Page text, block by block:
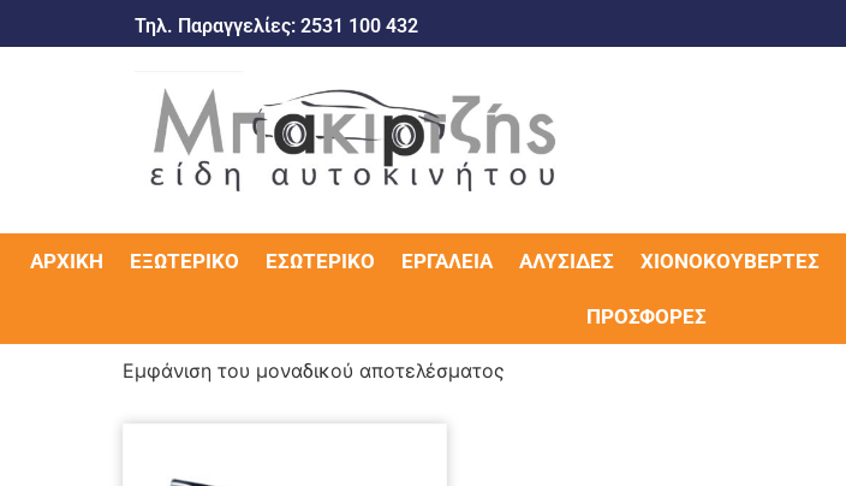
Τηλ. Παραγγελίες: 2531 100 432
ΑΡΧΙΚΉ ΕΞΩΤΕΡΙΚΌ ΕΣΩΤΕΡΙΚΌ ΕΡΓΑΛΕΊΑ ΑΛΥΣΊΔΕΣ ΧΙΟΝΟΚΟΥΒΈΡΤΕΣ
ΠΡΟΣΦΟΡΈΣ
Εμφάνιση του μοναδικού αποτελέσματος